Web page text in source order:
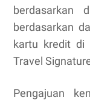
berdasarkan
berdasarkan
kartu kredit di
Travel
Pengajuan